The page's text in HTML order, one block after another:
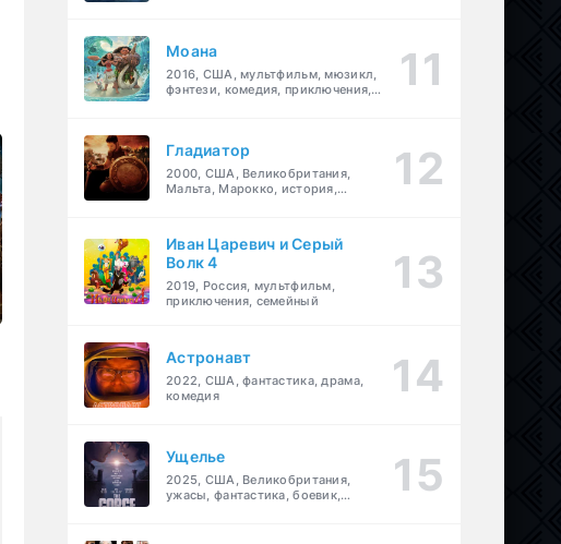
комедия,семейный
Моана
2016, США, мультфильм, мюзикл,
фэнтези, комедия, приключения,
Гладиатор
2000, США, Великобритания,
Мальта, Марокко, история,
Иван Царевич и Серый
Волк 4
2019, Россия, мультфильм,
приключения, семейный
Астронавт
2022, США, фантастика, драма,
комедия
Ущелье
2025, США, Великобритания,
ужасы, фантастика, боевик,